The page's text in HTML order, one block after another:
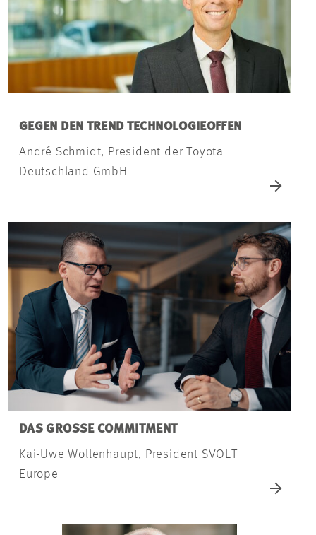
GEGEN DEN TREND TECHNOLOGIEOFFEN
André Schmidt, President der Toyota
Deutschland GmbH
DAS GROSSE COMMITMENT
Kai-Uwe Wollenhaupt, President SVOLT
Europe